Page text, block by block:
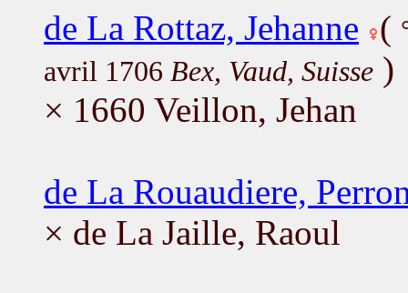
de La Rottaz, Jehanne (
avril 1706 Bex, Vaud, Suisse )
× 1660 Veillon, Jehan
de La Rouaudiere,
× de La Jaille, Raoul